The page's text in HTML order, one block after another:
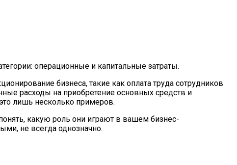
операционные и капитальные затраты.
бизнеса, такие как оплата труда сотрудников
расходы на приобретение основных средств и
лишь несколько примеров.
какую роль они играют в вашем бизнес-
не всегда однозначно.